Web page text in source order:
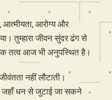
आत्मीयता, आरोग्य और
तुम्हारा जीवन सुंदर ढंग से
तत्व आज भी अनुपस्थित है।
नहीं लौटाती।
जहाँ धन से जुटाई जा सकने